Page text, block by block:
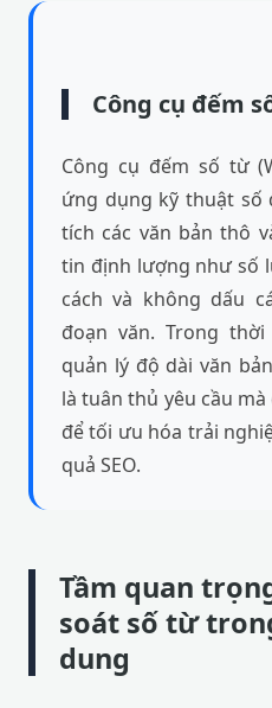
Công cụ đếm
Công cụ đếm số từ
ứng dụng kỹ thuật số
tích các văn bản thô
tin định lượng như số
cách và không dấu
đoạn văn. Trong
quản lý độ dài văn
là tuân thủ yêu cầu
để tối ưu hóa trải
quả SEO.
Tầm quan
soát số từ
dung